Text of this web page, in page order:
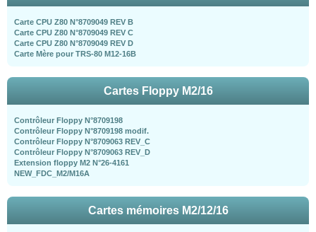
Carte CPU Z80 N°8709049 REV B
Carte CPU Z80 N°8709049 REV C
Carte CPU Z80 N°8709049 REV D
Carte Mère pour TRS-80 M12-16B
Cartes Floppy M2/16
Contrôleur Floppy N°8709198
Contrôleur Floppy N°8709198 modif.
Contrôleur Floppy N°8709063 REV_C
Contrôleur Floppy N°8709063 REV_D
Extension floppy M2 N°26-4161
NEW_FDC_M2/M16A
Cartes mémoires M2/12/16